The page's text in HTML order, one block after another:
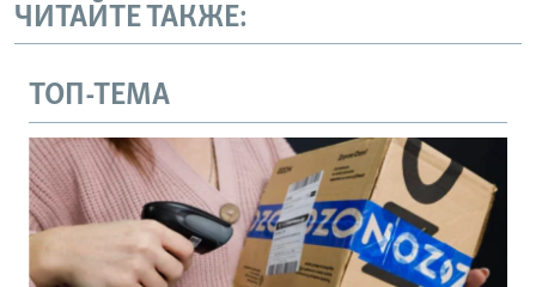
ЧИТАЙТЕ ТАКЖЕ:
ТОП-ТЕМА